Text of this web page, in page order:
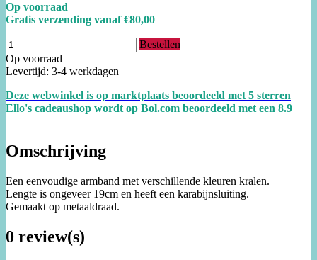
Op voorraad
Gratis verzending vanaf €80,00
Bestellen
Op voorraad
Levertijd: 3-4 werkdagen
Deze webwinkel is op marktplaats beoordeeld met 5 sterren
Ello's cadeaushop wordt op Bol.com beoordeeld met een 8.9
Omschrijving
Een eenvoudige armband met verschillende kleuren kralen.
Lengte is ongeveer 19cm en heeft een karabijnsluiting.
Gemaakt op metaaldraad.
0 review(s)